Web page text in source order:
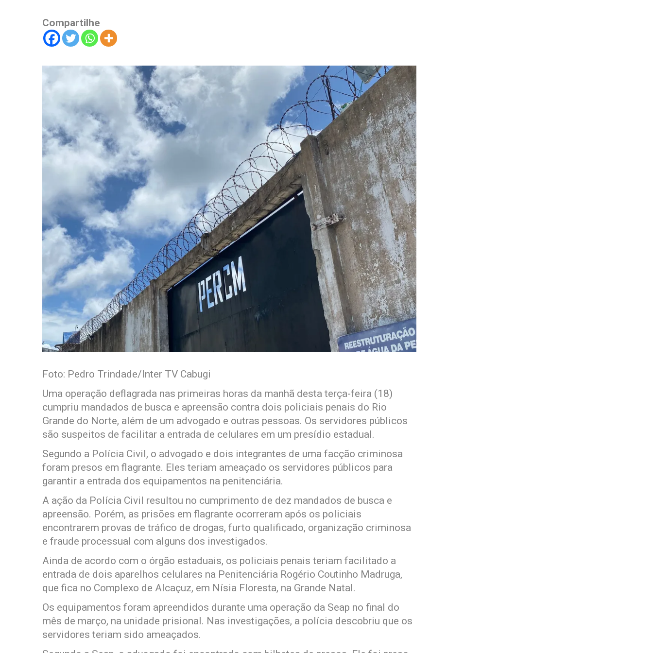
Compartilhe
Foto: Pedro Trindade/Inter TV Cabugi
Uma operação deflagrada nas primeiras horas da manhã desta terça-feira (18)
cumpriu mandados de busca e apreensão contra dois policiais penais do Rio
Grande do Norte, além de um advogado e outras pessoas. Os servidores públicos
são suspeitos de facilitar a entrada de celulares em um presídio estadual.
Segundo a Polícia Civil, o advogado e dois integrantes de uma facção criminosa
foram presos em flagrante. Eles teriam ameaçado os servidores públicos para
garantir a entrada dos equipamentos na penitenciária.
A ação da Polícia Civil resultou no cumprimento de dez mandados de busca e
apreensão. Porém, as prisões em flagrante ocorreram após os policiais
encontrarem provas de tráfico de drogas, furto qualificado, organização criminosa
e fraude processual com alguns dos investigados.
Ainda de acordo com o órgão estaduais, os policiais penais teriam facilitado a
entrada de dois aparelhos celulares na Penitenciária Rogério Coutinho Madruga,
que fica no Complexo de Alcaçuz, em Nísia Floresta, na Grande Natal.
Os equipamentos foram apreendidos durante uma operação da Seap no final do
mês de março, na unidade prisional. Nas investigações, a polícia descobriu que os
servidores teriam sido ameaçados.